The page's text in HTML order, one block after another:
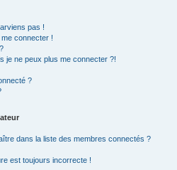
pas !
connecter !
je ne peux plus me connecter ?!
?
dans la liste des membres connectés ?
est toujours incorrecte !